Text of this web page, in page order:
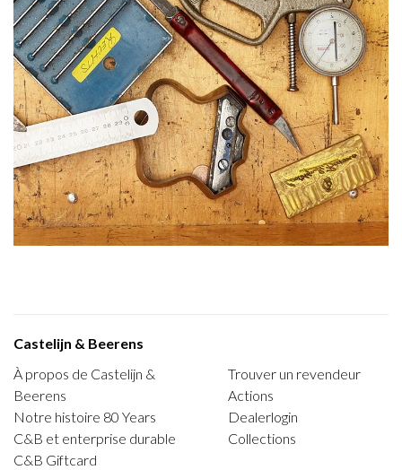
Castelijn & Beerens
À propos de Castelijn &
Beerens
Notre histoire 80 Years
C&B et enterprise durable
C&B Giftcard
Trouver un revendeur
Actions
Dealerlogin
Collections